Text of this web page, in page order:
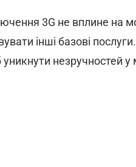
3G не вплине на
інші базові
незручностей